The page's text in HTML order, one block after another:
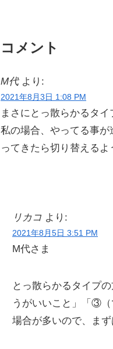
コメント
M代 より:
2021年8月3日 1:08 PM
まさにとっ散らかるタイ
私の場合、やってる事
ってきたら切り替えるよ
リカコ より:
2021年8月5日 3:51 PM
M代さま
とっ散らかるタイプ
うがいいこと」「③（
場合が多いので、ま